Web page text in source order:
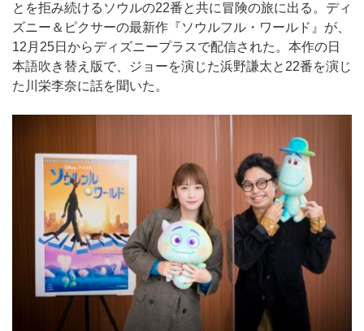
とを拒み続けるソウルの22番と共に冒険の旅に出る。ディ
ズニー＆ピクサーの最新作『ソウルフル・ワールド』が、
12月25日からディズニープラスで配信された。本作の日
本語吹き替え版で、ジョーを演じた浜野謙太と22番を演じ
た川栄李奈に話を聞いた。